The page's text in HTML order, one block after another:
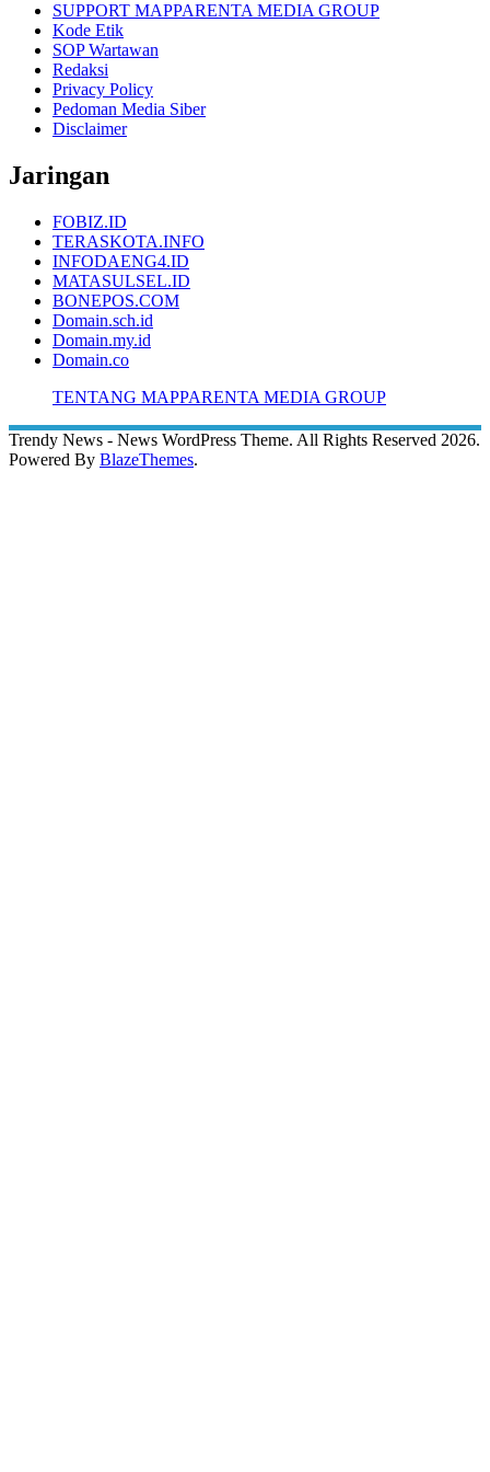
SUPPORT MAPPARENTA MEDIA GROUP
Kode Etik
SOP Wartawan
Redaksi
Privacy Policy
Pedoman Media Siber
Disclaimer
Jaringan
FOBIZ.ID
TERASKOTA.INFO
INFODAENG4.ID
MATASULSEL.ID
BONEPOS.COM
Domain.sch.id
Domain.my.id
Domain.co
TENTANG MAPPARENTA MEDIA GROUP
Trendy News - News WordPress Theme. All Rights Reserved 2026.
Powered By BlazeThemes.